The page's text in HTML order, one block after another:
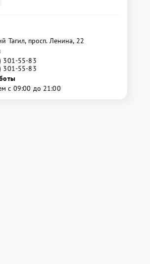
Тагил, просп. Ленина, 22
301-55-83
301-55-83
с 09:00 до 21:00